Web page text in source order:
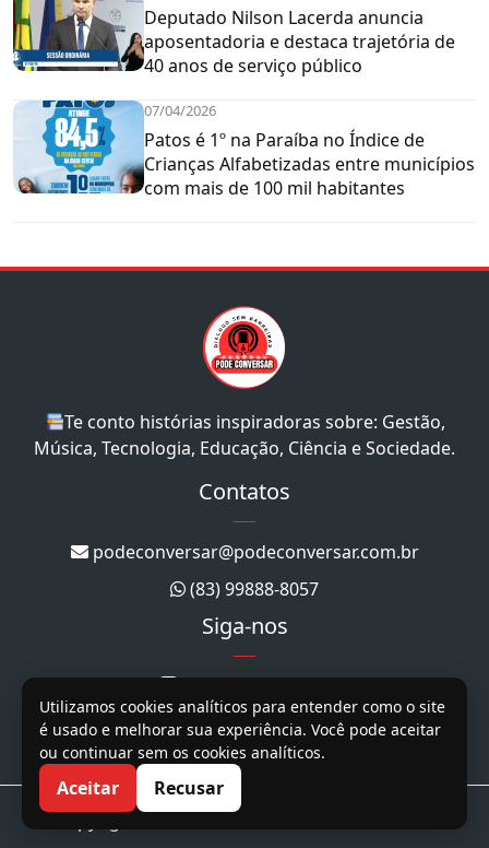
Deputado Nilson Lacerda anuncia
aposentadoria e destaca trajetória de
40 anos de serviço público
07/04/2026
Patos é 1º na Paraíba no Índice de
Crianças Alfabetizadas entre municípios
com mais de 100 mil habitantes
Te conto histórias inspiradoras sobre: Gestão,
Música, Tecnologia, Educação, Ciência e Sociedade.
Contatos
podeconversar@podeconversar.com.br
(83) 99888-8057
Siga-nos
@podeconversar
@podeconversar
Utilizamos cookies analíticos para entender como o site
é usado e melhorar sua experiência. Você pode aceitar
ou continuar sem os cookies analíticos.
Aceitar Recusar